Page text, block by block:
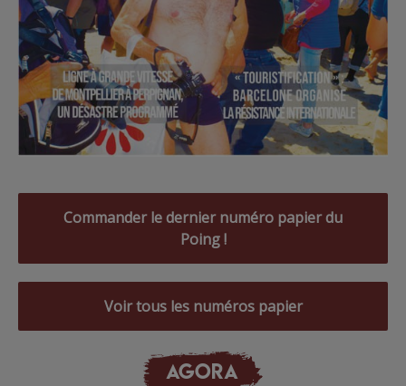
Commander le dernier numéro papier du
Poing !
Voir tous les numéros papier
AGORA